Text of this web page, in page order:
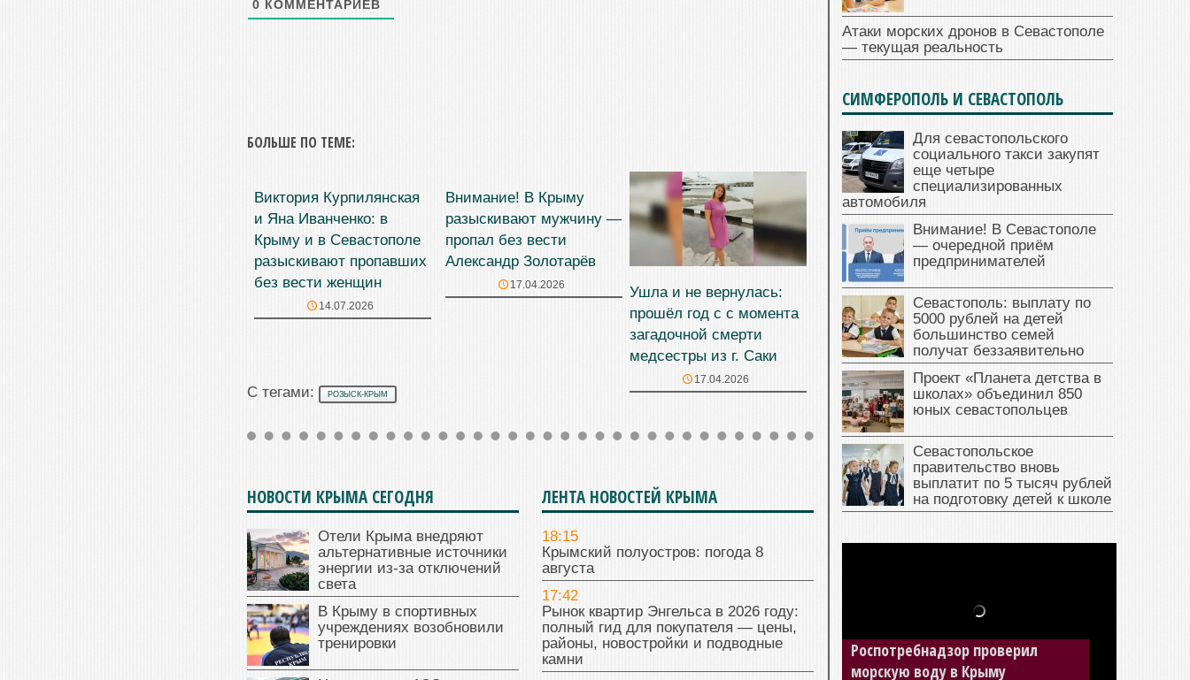
0 КОММЕНТАРИЕВ
БОЛЬШЕ ПО ТЕМЕ:
Виктория Курпилянская
и Яна Иванченко: в
Крыму и в Севастополе
разыскивают пропавших
без вести женщин
14.07.2026
Внимание! В Крыму
разыскивают мужчину —
пропал без вести
Александр Золотарёв
17.04.2026
Ушла и не вернулась:
прошёл год с с момента
загадочной смерти
медсестры из г. Саки
17.04.2026
С тегами: РОЗЫСК-КРЫМ
НОВОСТИ КРЫМА СЕГОДНЯ
Отели Крыма внедряют
альтернативные источники
энергии из-за отключений
света
В Крыму в спортивных
учреждениях возобновили
тренировки
ЛЕНТА НОВОСТЕЙ КРЫМА
18:15
Крымский полуостров: погода 8
августа
17:42
Рынок квартир Энгельса в 2026 году:
полный гид для покупателя — цены,
районы, новостройки и подводные
камни
Атаки морских дронов в Севастополе
— текущая реальность
СИМФЕРОПОЛЬ И СЕВАСТОПОЛЬ
Для севастопольского
социального такси закупят
еще четыре
специализированных
автомобиля
Внимание! В Севастополе
— очередной приём
предпринимателей
Севастополь: выплату по
5000 рублей на детей
большинство семей
получат беззаявительно
Проект «Планета детства в
школах» объединил 850
юных севастопольцев
Севастопольское
правительство вновь
выплатит по 5 тысяч рублей
на подготовку детей к школе
Роспотребнадзор проверил
морскую воду в Крыму